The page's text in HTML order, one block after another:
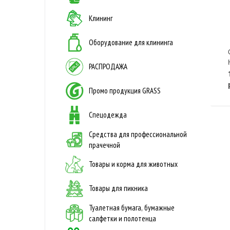
Клининг
Оборудование для клининга
РАСПРОДАЖА
Промо продукция GRASS
Спецодежда
Средства для профессиональной
прачечной
Товары и корма для животных
Товары для пикника
Туалетная бумага, бумажные
салфетки и полотенца